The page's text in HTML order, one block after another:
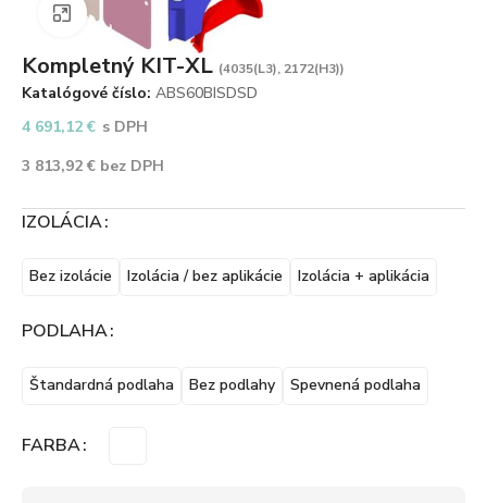
Zväčšiť obrázok
Kompletný KIT-XL (4035(L3), 2172(H3))
Katalógové číslo: ABS60BISDSD
4 691,12€ s DPH
3 813,92€ bez DPH
IZOLÁCIA
Bez izolácie Izolácia / bez aplikácie Izolácia + aplikácia
PODLAHA
Štandardná podlaha Bez podlahy Spevnená podlaha
FARBA